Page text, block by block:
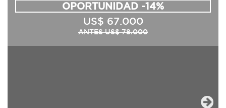
OPORTUNIDAD -14%
US$ 67.000
ANTES US$ 78.000